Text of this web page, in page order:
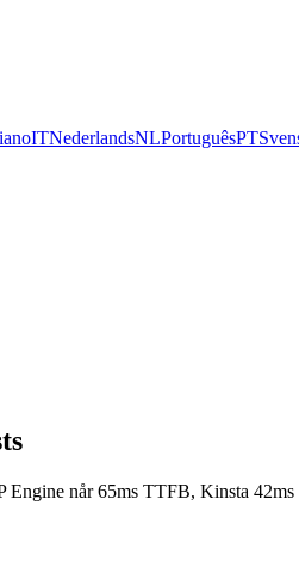
ITNederlandsNLPortuguêsPT
når 65ms TTFB, Kinsta